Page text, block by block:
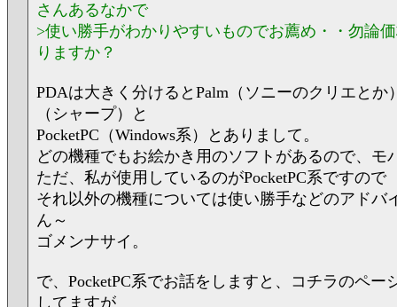
さんあるなかで
>使い勝手がわかりやすいものでお薦め・・勿論
りますか？
PDAは大きく分けるとPalm（ソニーのクリエとか
（シャープ）と
PocketPC（Windows系）とありまして。
どの機種でもお絵かき用のソフトがあるので、モ
ただ、私が使用しているのがPocketPC系ですので
それ以外の機種については使い勝手などのアドバ
ん～
ゴメンナサイ。
で、PocketPC系でお話をしますと、コチラのペー
してますが